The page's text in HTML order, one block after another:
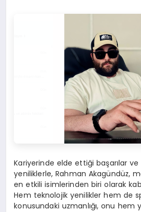
Kariyerinde elde ettiği başarılar ve
yeniliklerle, Rahman Akagündüz,
en etkili isimlerinden biri olarak
Hem teknolojik yenilikler hem de
konusundaki uzmanlığı, onu hem